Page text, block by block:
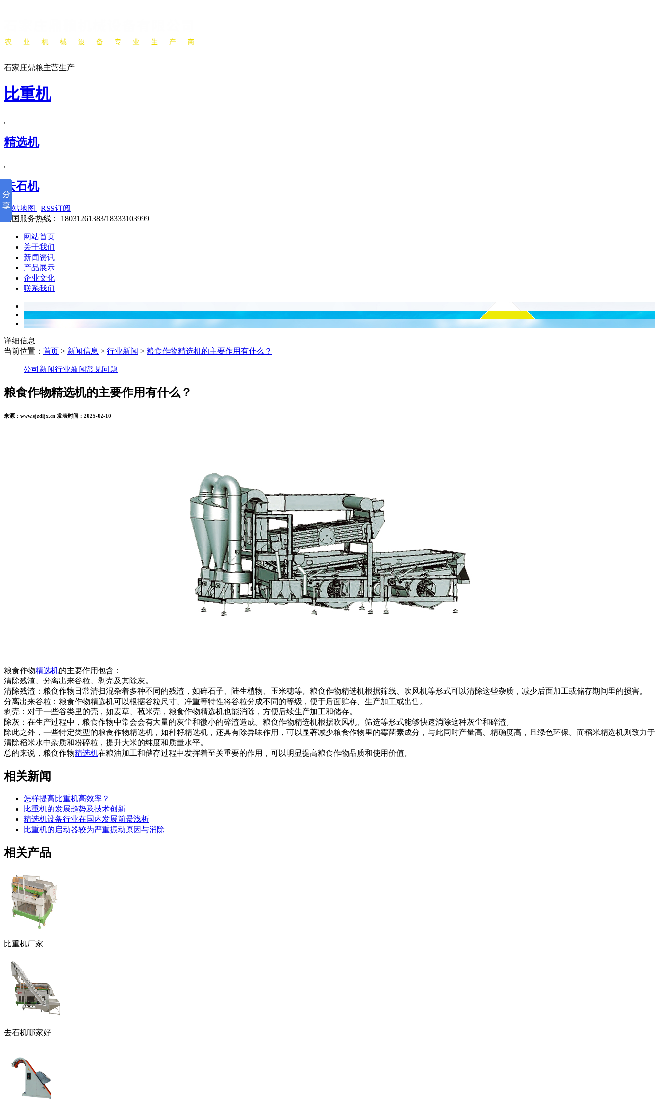
石家庄鼎粮主营生产
比重机
,
精选机
,
去石机
网站地图 | RSS订阅
全国服务热线： 18031261383/18333103999
网站首页
关于我们
新闻资讯
产品展示
企业文化
联系我们
详细信息
当前位置： 首页 > 新闻信息 > 行业新闻 > 粮食作物精选机的主要作用有什么？
公司新闻行业新闻常见问题
粮食作物精选机的主要作用有什么？
来源：www.sjzdljx.cn 发表时间：2025-02-10
粮食作物精选机的主要作用包含：
清除残渣、分离出来谷粒、剥壳及其除灰。
清除残渣：粮食作物日常清扫混杂着多种不同的残渣，如碎石子、陆生植物、玉米穗等。粮食作物精选机根据筛线、吹风机等形式可以清除这些杂质，减少后面加工或储存期间里的损害。
分离出来谷粒：粮食作物精选机可以根据谷粒尺寸、净重等特性将谷粒分成不同的等级，便于后面贮存、生产加工或出售。
剥壳：对于一些谷类里的壳，如麦草、苞米壳，粮食作物精选机也能消除，方便后续生产加工和储存。
除灰：在生产过程中，粮食作物中常会会有大量的灰尘和微小的碎渣造成。粮食作物精选机根据吹风机、筛选等形式能够快速消除这种灰尘和碎渣。
除此之外，一些特定类型的粮食作物精选机，如种籽精选机，还具有除异味作用，可以显著减少粮食作物里的霉菌素成分，与此同时产量高、精确度高，且绿色环保。而稻米精选机则致力于
清除稻米水中杂质和粉碎粒，提升大米的纯度和质量水平。
总的来说，粮食作物精选机在粮油加工和储存过程中发挥着至关重要的作用，可以明显提高粮食作物品质和使用价值。
相关新闻
怎样提高比重机高效率？
比重机的发展趋势及技术创新
精选机设备行业在国内发展前景浅析
比重机的启动器较为严重振动原因与消除
相关产品
比重机厂家
去石机哪家好